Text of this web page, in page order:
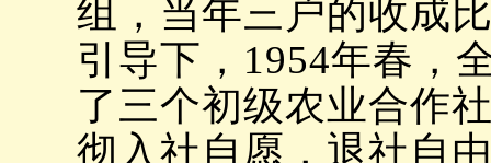
组，当年三户的收成
引导下，1954年春，
了三个初级农业合作
彻入社自愿，退社自